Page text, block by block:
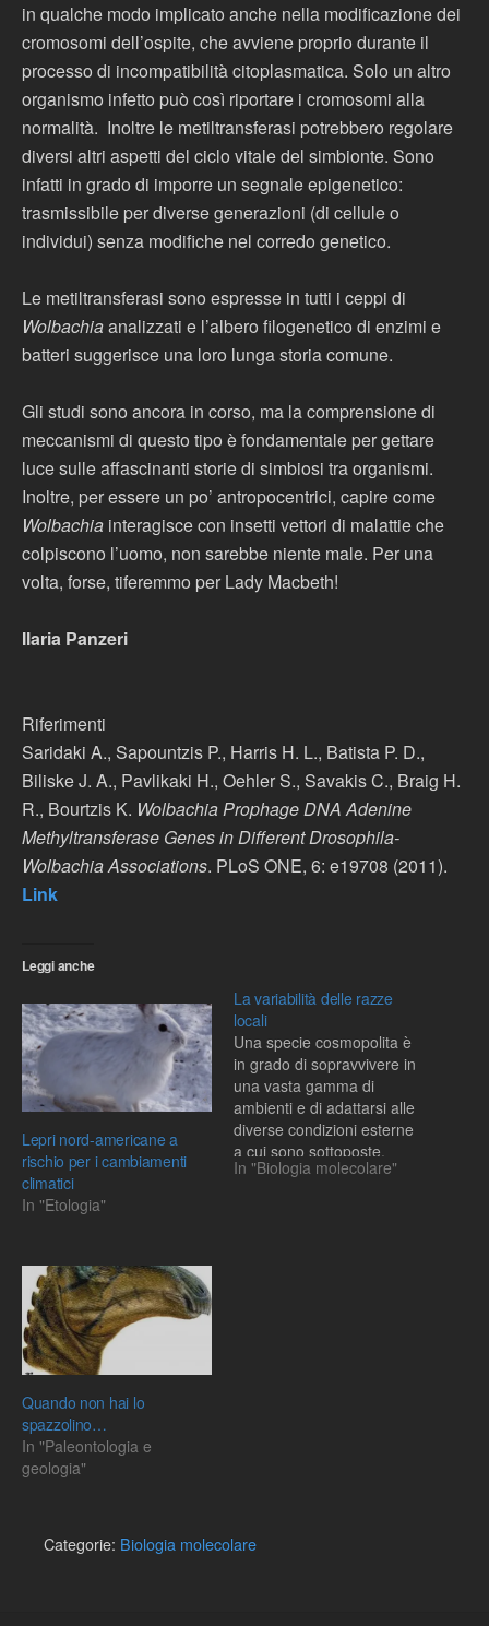
in qualche modo implicato anche nella modificazione dei
cromosomi dell’ospite, che avviene proprio durante il
processo di incompatibilità citoplasmatica. Solo un altro
organismo infetto può così riportare i cromosomi alla
normalità. Inoltre le metiltransferasi potrebbero regolare
diversi altri aspetti del ciclo vitale del simbionte. Sono
infatti in grado di imporre un segnale epigenetico:
trasmissibile per diverse generazioni (di cellule o
individui) senza modifiche nel corredo genetico.
Le metiltransferasi sono espresse in tutti i ceppi di
Wolbachiaanalizzati e l’albero filogenetico di enzimi e
batteri suggerisce una loro lunga storia comune.
Gli studi sono ancora in corso, ma la comprensione di
meccanismi di questo tipo è fondamentale per gettare
luce sulle affascinanti storie di simbiosi tra organismi.
Inoltre, per essere un po’ antropocentrici, capire come
Wolbachia interagisce con insetti vettori di malattie che
colpiscono l’uomo, non sarebbe niente male. Per una
volta, forse, tiferemmo per Lady Macbeth!
Ilaria Panzeri
Riferimenti
Saridaki A., Sapountzis P., Harris H. L., Batista P. D.,
Biliske J. A., Pavlikaki H., Oehler S., Savakis C., Braig H.
R., Bourtzis K. Wolbachia Prophage DNA Adenine
Methyltransferase Genes in Different Drosophila-
Wolbachia Associations. PLoS ONE, 6: e19708 (2011).
Link
Leggi anche
Lepri nord-americane a
rischio per i cambiamenti
climatici
In "Etologia"
La variabilità delle razze
locali
Una specie cosmopolita è
in grado di sopravvivere in
una vasta gamma di
ambienti e di adattarsi alle
diverse condizioni esterne
a cui sono sottoposte.
Questo adattamento alle
In "Biologia molecolare"
Quando non hai lo
spazzolino…
In "Paleontologia e
geologia"
Categorie: Biologia molecolare